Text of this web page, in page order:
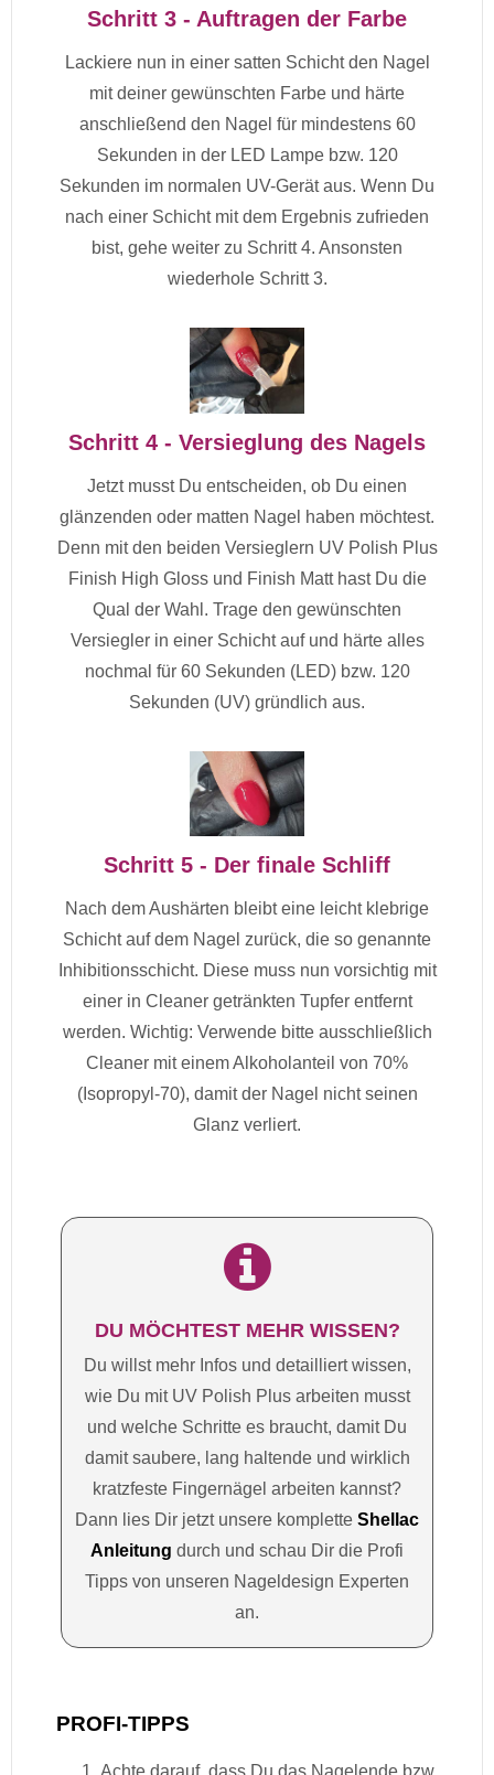
Schritt 3 - Auftragen der Farbe
Lackiere nun in einer satten Schicht den Nagel
mit deiner gewünschten Farbe und härte
anschließend den Nagel für mindestens 60
Sekunden in der LED Lampe bzw. 120
Sekunden im normalen UV-Gerät aus. Wenn Du
nach einer Schicht mit dem Ergebnis zufrieden
bist, gehe weiter zu Schritt 4. Ansonsten
wiederhole Schritt 3.
Schritt 4 - Versieglung des Nagels
Jetzt musst Du entscheiden, ob Du einen
glänzenden oder matten Nagel haben möchtest.
Denn mit den beiden Versieglern UV Polish Plus
Finish High Gloss und Finish Matt hast Du die
Qual der Wahl. Trage den gewünschten
Versiegler in einer Schicht auf und härte alles
nochmal für 60 Sekunden (LED) bzw. 120
Sekunden (UV) gründlich aus.
Schritt 5 - Der finale Schliff
Nach dem Aushärten bleibt eine leicht klebrige
Schicht auf dem Nagel zurück, die so genannte
Inhibitionsschicht. Diese muss nun vorsichtig mit
einer in Cleaner getränkten Tupfer entfernt
werden. Wichtig: Verwende bitte ausschließlich
Cleaner mit einem Alkoholanteil von 70%
(Isopropyl-70), damit der Nagel nicht seinen
Glanz verliert.
DU MÖCHTEST MEHR WISSEN?
Du willst mehr Infos und detailliert wissen,
wie Du mit UV Polish Plus arbeiten musst
und welche Schritte es braucht, damit Du
damit saubere, lang haltende und wirklich
kratzfeste Fingernägel arbeiten kannst?
Dann lies Dir jetzt unsere komplette Shellac
Anleitung durch und schau Dir die Profi
Tipps von unseren Nageldesign Experten
an.
PROFI-TIPPS